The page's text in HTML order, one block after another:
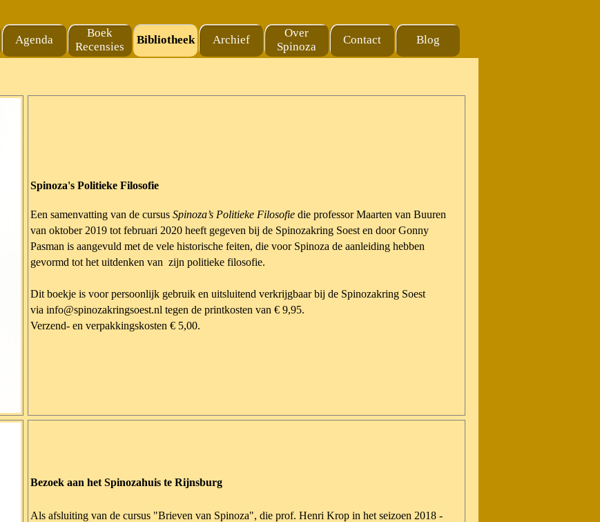
Menu overslaan
Agenda
Boek
Recensies
Bibliotheek ▼
Archief ▼
Over
Spinoza
Contact Blog
Spinoza's Politieke Filosofie
Een samenvatting van de cursusSpinoza’s Politieke Filosofie die professor Maarten van Buuren
van oktober 2019 tot februari 2020 heeft gegeven bij de Spinozakring Soest en door Gonny
Pasman is aangevuld met de vele historische feiten, die voor Spinoza de aanleiding hebben
gevormd tot het uitdenken van zijn politieke filosofie.
Dit boekje is voor persoonlijk gebruik en uitsluitend verkrijgbaar bij de Spinozakring Soest
via info@spinozakringsoest.nl tegen de printkosten van € 9,95.
Verzend- en verpakkingskosten € 5,00.
Bezoek aan het Spinozahuis te Rijnsburg
Als afsluiting van de cursus "Brieven van Spinoza", die prof. Henri Krop in het seizoen 2018 -